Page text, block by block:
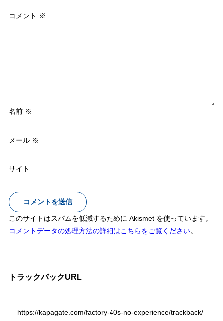
コメント ※
名前 ※
メール ※
サイト
このサイトはスパムを低減するために Akismet を使っています。
コメントデータの処理方法の詳細はこちらをご覧ください。
トラックバックURL
https://kapagate.com/factory-40s-no-experience/trackback/